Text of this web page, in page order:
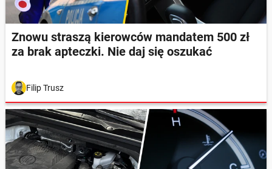
Znowu straszą kierowców mandatem 500 zł
za brak apteczki. Nie daj się oszukać
Filip Trusz